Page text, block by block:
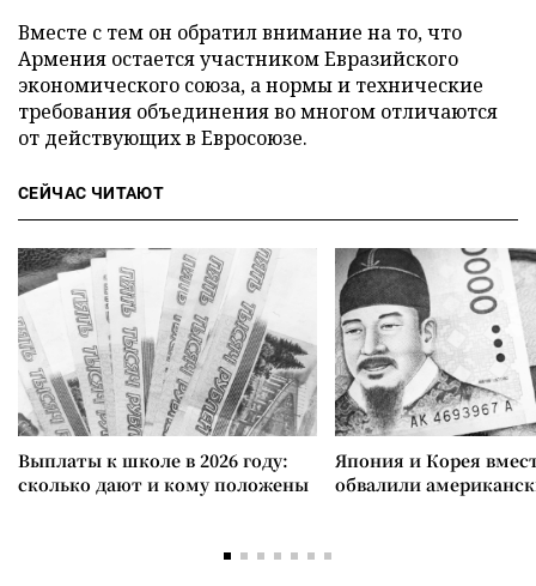
Вместе с тем он обратил внимание на то, что
Армения остается участником Евразийского
экономического союза, а нормы и технические
требования объединения во многом отличаются
от действующих в Евросоюзе.
СЕЙЧАС ЧИТАЮТ
Выплаты к школе в 2026 году:
сколько дают и кому положены
Япония и Корея
обвалили